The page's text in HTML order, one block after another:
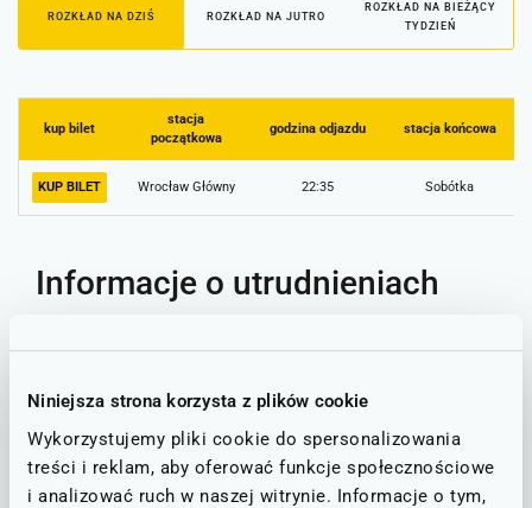
Niniejsza strona korzysta z plików cookie
Wykorzystujemy pliki cookie do spersonalizowania
treści i reklam, aby oferować funkcje społecznościowe
i analizować ruch w naszej witrynie. Informacje o tym,
ROZKŁAD NA DZIŚ ROZKŁAD NA JUTRO
ROZKŁAD NA BIEŻĄCY
TYDZIEŃ
stacja
początkowa
godzina odjazdu stacja końcowa
kup bilet
Wrocław Główny 22:35 Sobótka
KUP BILET
Informacje o utrudnieniach
utrudnieniach na trasie, która obejmuje stacje PKP Wrocław
Stan linii - informacje o utrudnieniach